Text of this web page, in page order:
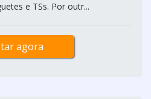
e TSs. Por outr...
agora